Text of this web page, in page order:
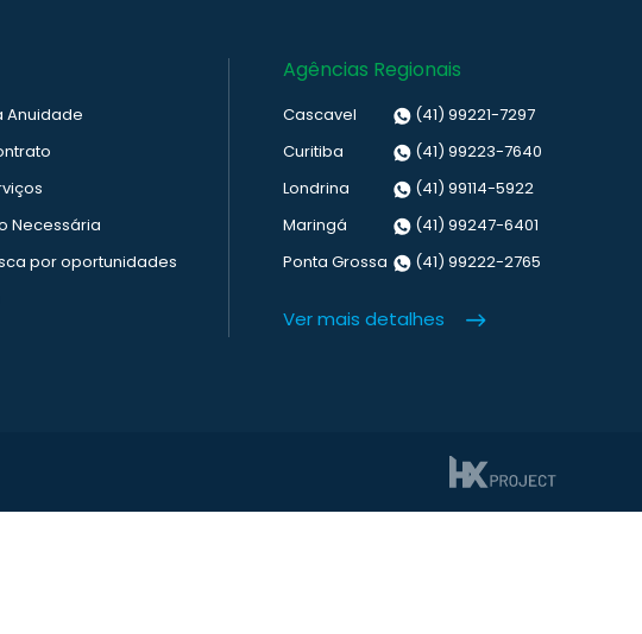
Anuidade
Necessária
por oportunidades
Agências Regionais
Cascavel
(41) 99221-7297
Curitiba
(41) 99223-7640
Londrina
(41) 99114-5922
Maringá
(41) 99247-6401
Ponta Grossa
(41) 99222-2765
Ver mais detalhes